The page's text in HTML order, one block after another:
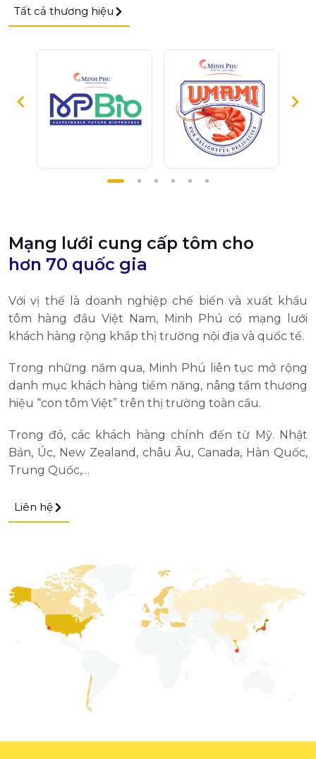
Tất cả thương hiệu
Mạng lưới cung cấp tôm cho
hơn 70 quốc gia
Với vị thế là doanh nghiệp chế biến và xuất khẩu
tôm hàng đầu Việt Nam, Minh Phú có mạng lưới
khách hàng rộng khắp thị trường nội địa và quốc tế.
Trong những năm qua, Minh Phú liên tục mở rộng
danh mục khách hàng tiềm năng, nâng tầm thương
hiệu “con tôm Việt” trên thị trường toàn cầu.
Trong đó, các khách hàng chính đến từ Mỹ. Nhật
Bản, Úc, New Zealand, châu Âu, Canada, Hàn Quốc,
Trung Quốc,…
Liên hệ